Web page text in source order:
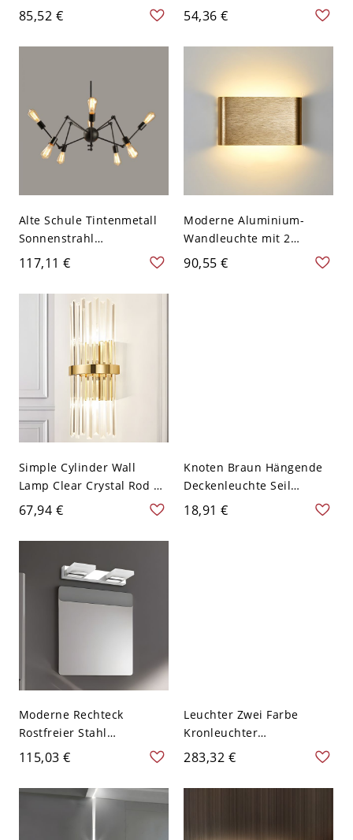
minimalistisches Metall,
Kleidungsgeschäft,
Schienenbeleuchtung -
85,52 €
moderner
minimalistischer Stil,
schwarze
cm Warm
54,36 €
Alte Schule Tintenmetall
Sonnenstrahl
Pendelleuchte 2 Ebenen
Höhenverstellbar, 110V-
120V, 8, Design 2
117,11 €
Moderne Aluminium-
Wandleuchte mit 2
farbigen LED-Lichtern für
Treppenhäuser - 110V-
90,55 €
Simple Cylinder Wall
Lamp Clear Crystal Rod 2
Lights Living Room Sconce
Lighting Fixture in Gold -
Golden 110V-120V
67,94 €
Knoten Braun Hängende
Deckenleuchte Seil
Industrielle Kommerzielle
Pendelleuchten - 110V-
18,91 €
Moderne Rechteck
Rostfreier Stahl
Spiegelscheinwerfer Acryl
Quadrat Schirm LED
Wandlampe - 110V-120V
Stahl Weißlicht 2
115,03 €
Leuchter Zwei Farbe
Kronleuchter
Amerikanisch Rustikal
Restaurant Geweih Design
Pendelleuchte - 110V-120V
283,32 €